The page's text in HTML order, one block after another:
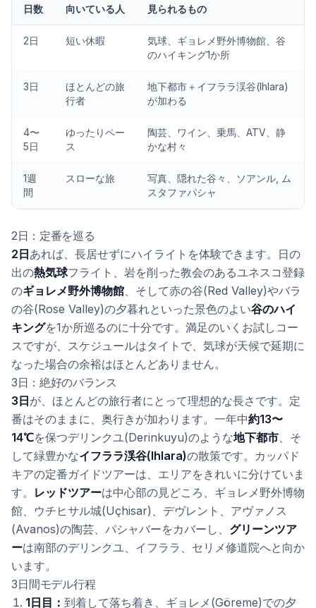
日数 向いている人 見られるもの
2日 短い休暇
気球、ギョレメ野外博物館、谷
のハイキング1か所
3日
ほとんどの旅
行者
地下都市＋イフララ渓谷(Ihlara)
が加わる
4〜
5日
ゆったりペー
ス
陶芸、ワイン、乗馬、ATV、静
かな村々
1週
間
スローな旅
写真、隠れた谷々、ソアンル, ム
スタファパシャ
2日：定番を巡る
2日あれば、長居せずにハイライトを体験できます。日の
出の熱気球フライト、岩を削った教会のあるユネスコ登録
のギョレメ野外博物館、そして赤の谷(Red Valley)やバラ
の谷(Rose Valley)の夕暮れといった景色のよい谷のハイ
キングを1か所巡るのに十分です。満足のいくお試しコー
スですが、スケジュールはタイトで、気球が天候で延期に
なった場合の余裕はほとんどありません。
3日：絶好のバランス
3日が、ほとんどの旅行者にとって理想的な長さです。定
番はそのままに、奥行きが加わります。一年中約13〜
14℃を保つデリンクユ(Derinkuyu)のような地下都市、そ
して緑豊かなイフララ渓谷(Ihlara)の散策です。カッパド
キアの定番ガイドツアーは、エリアをきれいに分けていま
す。 レッドツアーは中心部の見どころ、ギョレメ野外博物
館、ウチヒサル城(Uçhisar)、デヴレント、アヴァノス
(Avanos)の陶芸、パシャバーをカバーし、 グリーンツア
ーは南部のデリンクユ、イフララ、セリメ修道院へと向か
います。
3日間モデル行程
1日目： 到着して落ち着き、ギョレメ(Göreme)での夕